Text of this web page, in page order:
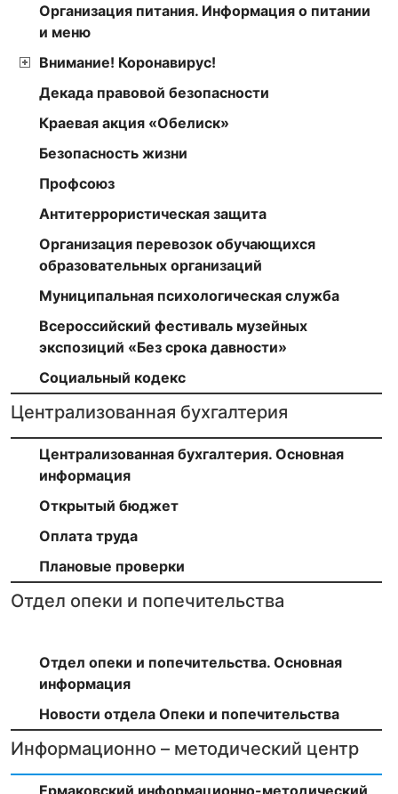
Организация питания. Информация о питании
и меню
Внимание! Коронавирус!
Декада правовой безопасности
Краевая акция «Обелиск»
Безопасность жизни
Профсоюз
Антитеррористическая защита
Организация перевозок обучающихся
образовательных организаций
Муниципальная психологическая служба
Всероссийский фестиваль музейных
экспозиций «Без срока давности»
Социальный кодекс
Централизованная бухгалтерия
Централизованная бухгалтерия. Основная
информация
Открытый бюджет
Оплата труда
Плановые проверки
Отдел опеки и попечительства
Отдел опеки и попечительства. Основная
информация
Новости отдела Опеки и попечительства
Информационно – методический центр
Ермаковский информационно-методический